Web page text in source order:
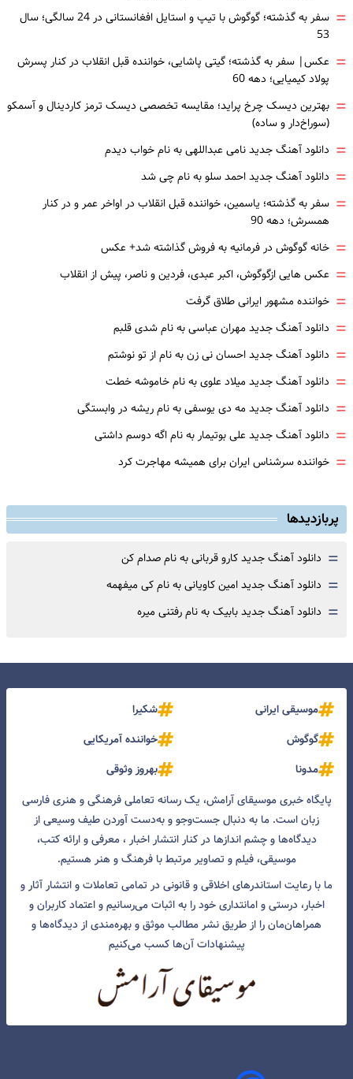
=
سفر به گذشته؛ گوگوش با تیپ و استایل افغانستانی در 24 سالگی؛ سال
53
= عکس| سفر به گذشته؛ گیتی پاشایی، خواننده قبل انقلاب در کنار پسرش
پولاد کیمیایی؛ دهه 60
= بهترین دیسک چرخ پراید؛ مقایسه تخصصی دیسک ترمز کاردینال و آسمکو
(سوراخ‌دار و ساده)
= دانلود آهنگ جدید نامی عبداللهی به نام خواب دیدم
= دانلود آهنگ جدید احمد سلو به نام چی شد
= سفر به گذشته؛ یاسمین، خواننده قبل انقلاب در اواخر عمر و در کنار
همسرش؛ دهه 90
= خانه گوگوش در فرمانیه به فروش گذاشته شد+ عکس
= عکس هایی ازگوگوش، اکبر عبدی، فردین و ناصر، پیش از انقلاب
= خواننده مشهور ایرانی طلاق گرفت
= دانلود آهنگ جدید مهران عباسی به نام شدی قلبم
= دانلود آهنگ جدید احسان نی زن به نام از تو نوشتم
= دانلود آهنگ جدید میلاد علوی به نام خاموشه خطت
= دانلود آهنگ جدید مه دی یوسفی به نام ریشه در وابستگی
= دانلود آهنگ جدید علی بوتیمار به نام اگه دوسم داشتی
= خواننده سرشناس ایران برای همیشه مهاجرت کرد
پربازدیدها
= دانلود آهنگ جدید کارو قربانی به نام صدام کن
= دانلود آهنگ جدید امین کاویانی به نام کی میفهمه
= دانلود آهنگ جدید بابیک به نام رفتنی میره
موسیقی ایرانی
شکیرا
گوگوش
خواننده آمریکایی
مدونا
بهروز وثوقی
پایگاه خبری موسیقای آرامش، یک رسانه تعاملی فرهنگی و هنری فارسی
زبان است. ما به دنبال جست‌و‌جو و به‌دست آوردن طیف وسیعی از
دیدگاه‌ها و چشم انداز‌ها در کنار انتشار اخبار ، معرفی و ارائه کتب،
موسیقی، فیلم و تصاویر مرتبط با فرهنگ و هنر هستیم.
ما با رعایت استاندرهای اخلاقی و قانونی در تمامی تعاملات و انتشار آثار و
اخبار، درستی و امانتداری خود را به اثبات می‌رسانیم و اعتماد کاربران و
همراهان‌مان را از طریق نشر مطالب موثق و بهره‌مندی از دیدگاه‌ها و
پیشنهادات آن‌ها کسب می‌کنیم